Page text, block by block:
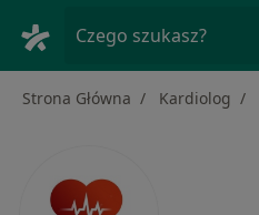
Czego szukasz?
Strona Główna Kardiolog